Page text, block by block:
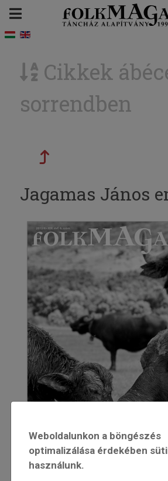
Cikkek
sorrendben
Jagamas János
Weboldalunkon a böngészés
optimalizálása érdekében
használunk.